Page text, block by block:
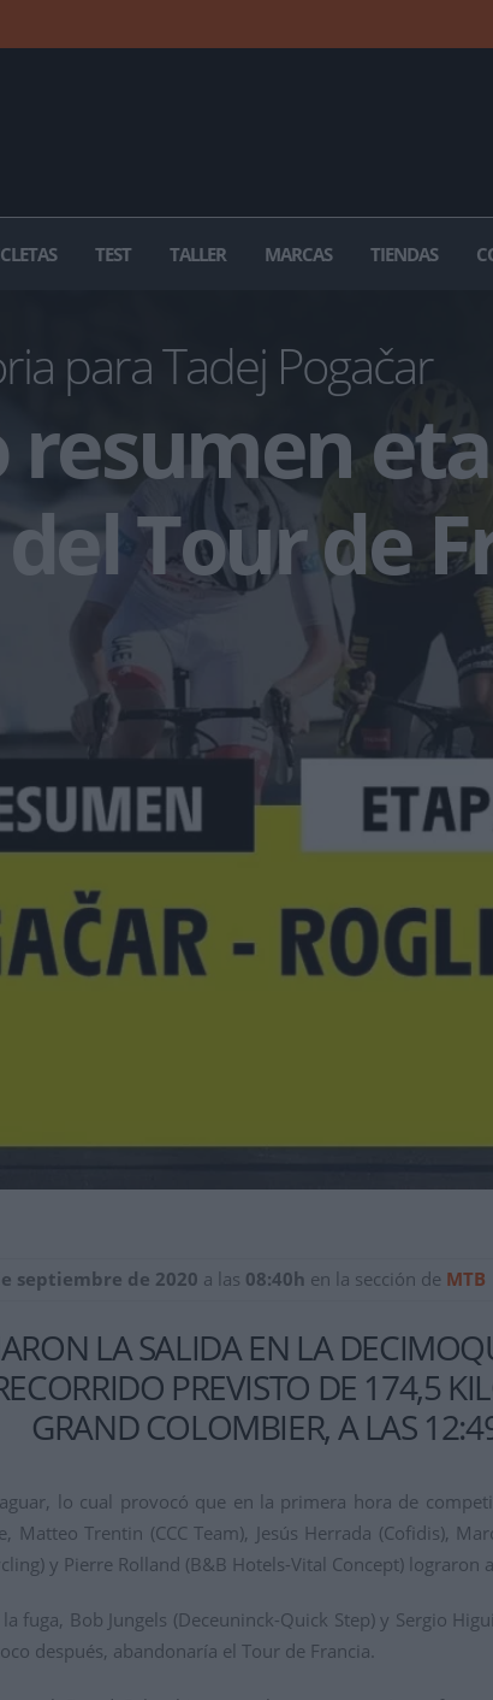
TEST TALLER MARCAS TIENDAS
para Tadej Pogačar
resumen
Tour de
septiembre de 2020 a las 08:40h en la sección de MTB
LA SALIDA EN LA
PREVISTO DE 174,5
GRAND COLOMBIER, A LAS
lo cual provocó que en la primera hora de
Matteo Trentin (CCC Team), Jesús Herrada (Cofidis),
y Pierre Rolland (B&B Hotels-Vital Concept) lograron
fuga, Bob Jungels (Deceuninck-Quick Step) y Sergio
después, abandonaría el Tour de Francia.